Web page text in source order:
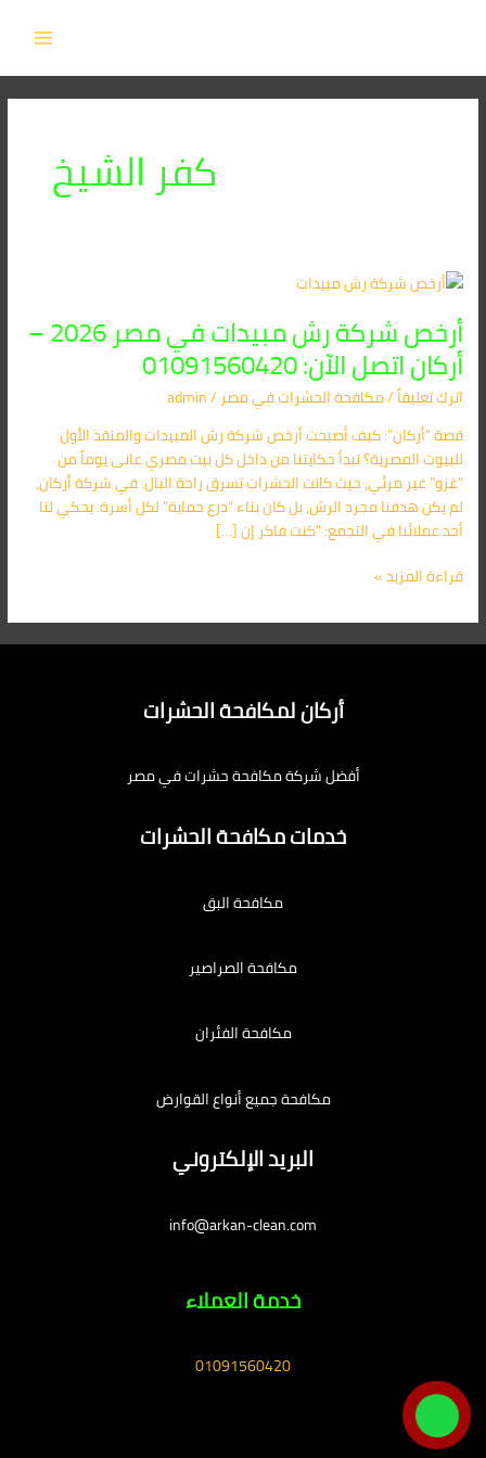
كفر الشيخ
أرخص شركة رش مبيدات في مصر 2026 –
أركان اتصل الآن: 01091560420
اترك تعليقاً/مكافحة الحشرات في مصر/
admin
قصة “أركان”: كيف أصبحت أرخص شركة رش المبيدات والمنقذ الأول
للبيوت المصرية؟ تبدأ حكايتنا من داخل كل بيت مصري عانى يوماً من
“غزو” غير مرئي، حيث كانت الحشرات تسرق راحة البال. في شركة أركان،
لم يكن هدفنا مجرد الرش، بل كان بناء “درع حماية” لكل أسرة. يحكي لنا
أحد عملائنا في التجمع: “كنت فاكر إن […]
أرخص
رش
مبيدات
في
مصر
2026
–
أركان
اتصل
الآن:
01091560420
قراءة المزيد »
أركان لمكافحة الحشرات
أفضل شركة مكافحة حشرات في مصر
خدمات مكافحة الحشرات
مكافحة البق
مكافحة الصراصير
مكافحة الفئران
مكافحة جميع أنواع القوارض
البريد الإلكتروني
info@arkan-clean.com
خدمة العملاء
01091560420